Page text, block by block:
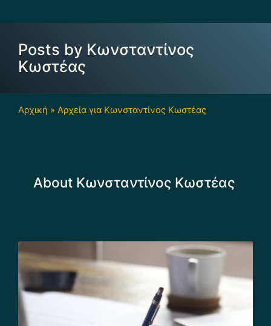
Posts by Κωνσταντίνος
Κωστέας
Αρχική » Αρχεία για Κωνσταντίνος Κωστέας
About Κωνσταντίνος Κωστέας